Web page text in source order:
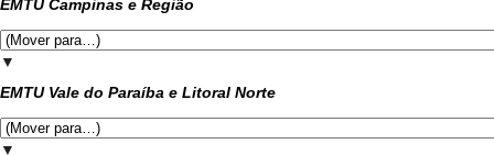
EMTU Campinas e Região
▼
EMTU Vale do Paraíba e Litoral Norte
▼